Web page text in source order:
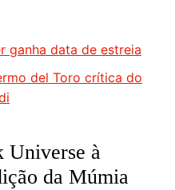
ganha data de estreia
del Toro crítica do
Universe à
da Múmia